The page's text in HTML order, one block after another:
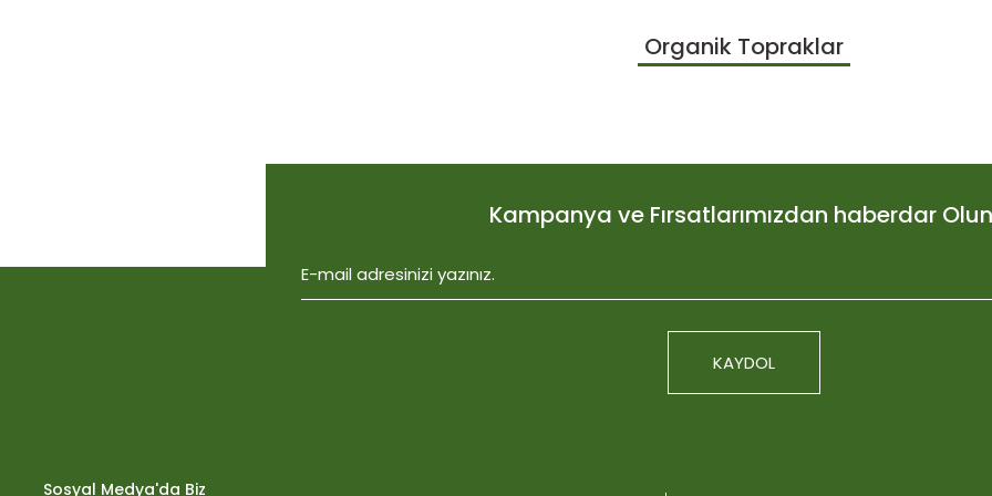
Bu ürüne ilk yorumu siz yapın!
Organik Topraklar
Kampanya ve Fırsatlarımızdan haberdar
KAYDOL
Sosyal Medya'da Biz